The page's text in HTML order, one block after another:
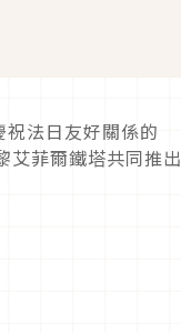
法日友好關係的
艾菲爾鐵塔共同推出